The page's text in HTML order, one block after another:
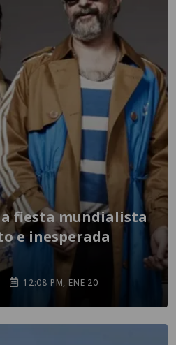
fiesta mundialista
e inesperada
12:08 PM, ENE 20